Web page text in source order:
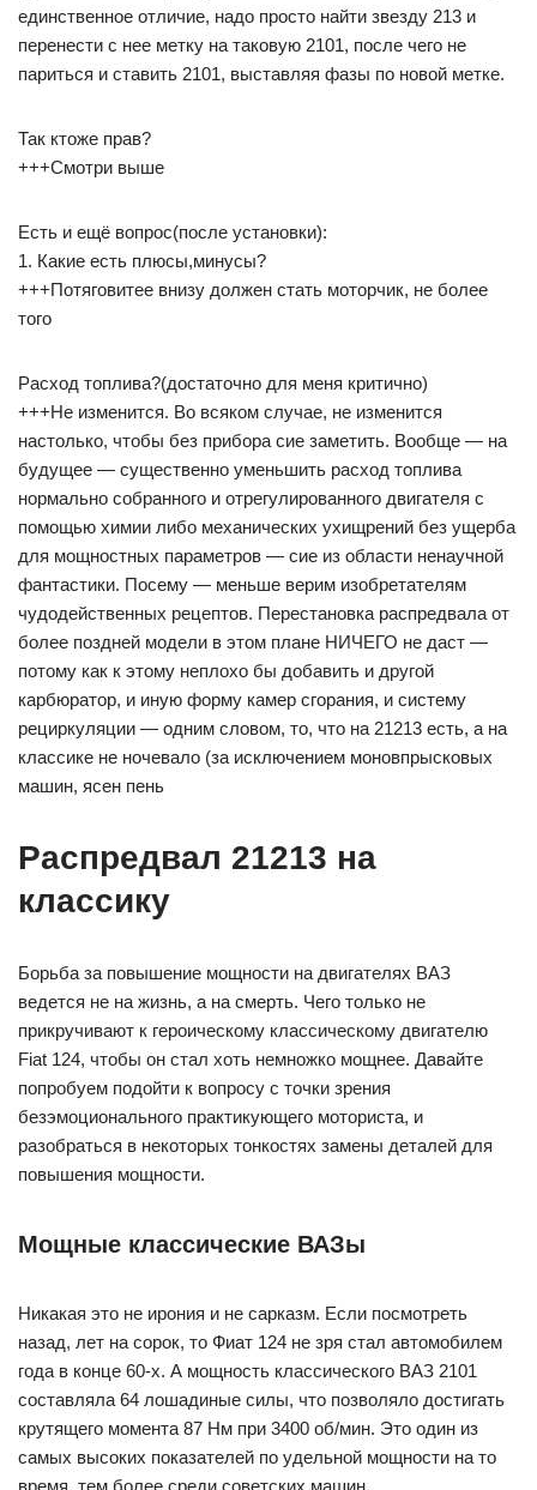
единственное отличие, надо просто найти звезду 213 и
перенести с нее метку на таковую 2101, после чего не
париться и ставить 2101, выставляя фазы по новой метке.
Так ктоже прав?
+++Смотри выше
Есть и ещё вопрос(после установки):
1. Какие есть плюсы,минусы?
+++Потяговитее внизу должен стать моторчик, не более
того
Расход топлива?(достаточно для меня критично)
+++Не изменится. Во всяком случае, не изменится
настолько, чтобы без прибора сие заметить. Вообще — на
будущее — существенно уменьшить расход топлива
нормально собранного и отрегулированного двигателя с
помощью химии либо механических ухищрений без ущерба
для мощностных параметров — сие из области ненаучной
фантастики. Посему — меньше верим изобретателям
чудодейственных рецептов. Перестановка распредвала от
более поздней модели в этом плане НИЧЕГО не даст —
потому как к этому неплохо бы добавить и другой
карбюратор, и иную форму камер сгорания, и систему
рециркуляции — одним словом, то, что на 21213 есть, а на
классике не ночевало (за исключением моновпрысковых
машин, ясен пень
Распредвал 21213 на
классику
Борьба за повышение мощности на двигателях ВАЗ
ведется не на жизнь, а на смерть. Чего только не
прикручивают к героическому классическому двигателю
Fiat 124, чтобы он стал хоть немножко мощнее. Давайте
попробуем подойти к вопросу с точки зрения
безэмоционального практикующего моториста, и
разобраться в некоторых тонкостях замены деталей для
повышения мощности.
Мощные классические ВАЗы
Никакая это не ирония и не сарказм. Если посмотреть
назад, лет на сорок, то Фиат 124 не зря стал автомобилем
года в конце 60-х. А мощность классического ВАЗ 2101
составляла 64 лошадиные силы, что позволяло достигать
крутящего момента 87 Нм при 3400 об/мин. Это один из
самых высоких показателей по удельной мощности на то